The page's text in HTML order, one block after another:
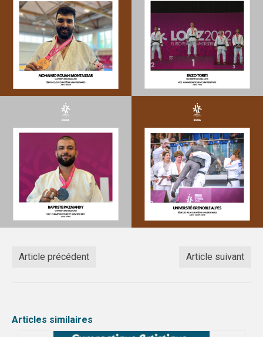
Article précédent Article suivant
Articles similaires